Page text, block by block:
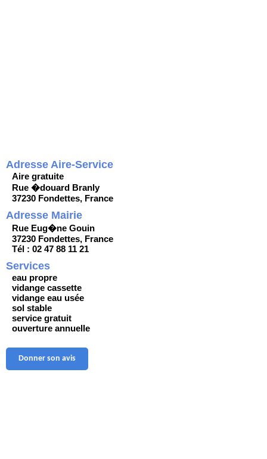
Adresse Aire-Service
Aire gratuite
Rue �douard Branly
37230 Fondettes, France
Adresse Mairie
Rue Eug�ne Gouin
37230 Fondettes, France
Tél : 02 47 88 11 21
Services
eau propre
vidange cassette
vidange eau usée
sol stable
service gratuit
ouverture annuelle
Donner son avis